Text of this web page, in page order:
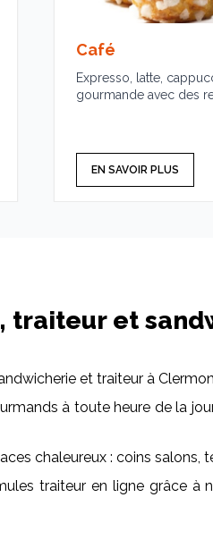
Café
Expresso, latte,
gourmande avec des
EN SAVOIR PLUS
traiteur et
et traiteur à
à toute heure de la
chaleureux : coins
traiteur en ligne grâce à